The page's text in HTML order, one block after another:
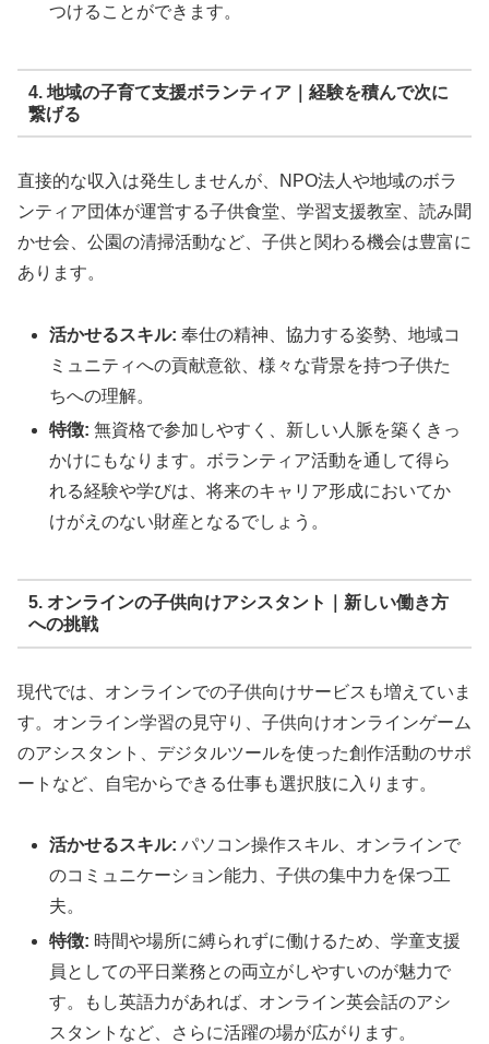
つけることができます。
4. 地域の子育て支援ボランティア｜経験を積んで次に
繋げる
直接的な収入は発生しませんが、NPO法人や地域のボラ
ンティア団体が運営する子供食堂、学習支援教室、読み聞
かせ会、公園の清掃活動など、子供と関わる機会は豊富に
あります。
活かせるスキル: 奉仕の精神、協力する姿勢、地域コ
ミュニティへの貢献意欲、様々な背景を持つ子供た
ちへの理解。
特徴: 無資格で参加しやすく、新しい人脈を築くきっ
かけにもなります。ボランティア活動を通して得ら
れる経験や学びは、将来のキャリア形成においてか
けがえのない財産となるでしょう。
5. オンラインの子供向けアシスタント｜新しい働き方
への挑戦
現代では、オンラインでの子供向けサービスも増えていま
す。オンライン学習の見守り、子供向けオンラインゲーム
のアシスタント、デジタルツールを使った創作活動のサポ
ートなど、自宅からできる仕事も選択肢に入ります。
活かせるスキル: パソコン操作スキル、オンラインで
のコミュニケーション能力、子供の集中力を保つ工
夫。
特徴: 時間や場所に縛られずに働けるため、学童支援
員としての平日業務との両立がしやすいのが魅力で
す。もし英語力があれば、オンライン英会話のアシ
スタントなど、さらに活躍の場が広がります。